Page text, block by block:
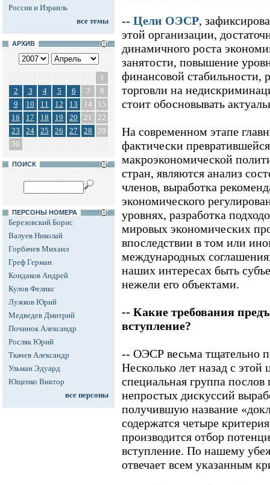
Россия и Израиль
все темы
АРХИВ
1
2
3 4 5 6 7
8
9
10 11 12 13 14
15
16
17 18 19 20 21
22
23
24 25 26 27 28
29
30
ПОИСК
ПЕРСОНЫ НОМЕРА
Березовский Борис
Валуев Николай
Горбачев Михаил
Греф Герман
Кондаков Андрей
Кулов Феликс
Лужков Юрий
Медведев Дмитрий
Починок Александр
Росляк Юрий
Ткачев Александр
Ульман Эдуард
Ющенко Виктор
все персоны
-- Цели ОЭСР,
этой организации,
динамичного роста
занятости, повышение
финансовой стабильности,
торговли на
стоит обосновывать
На современном этапе
фактически
макроэкономической
стран, являются анализ
членов, выработка
экономического
уровнях, разработка
мировых экономических
впоследствии в том или
международных
наших интересах быть
нежели его объектами.
-- Какие требования
вступление?
-- ОЭСР весьма тщательно
Несколько лет назад с этой
специальная группа
непростых дискуссий
получившую название
содержатся четыре
производится отбор
вступление. По нашему
отвечает всем указанным